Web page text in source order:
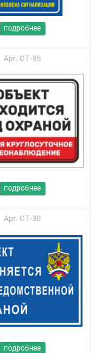
подробнее
Арт. ОТ-85
подробнее
Арт. ОТ-30
подробнее